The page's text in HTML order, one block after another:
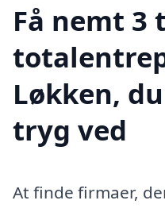
Få nemt 3
Løkken,
tryg ved
At finde firmaer,